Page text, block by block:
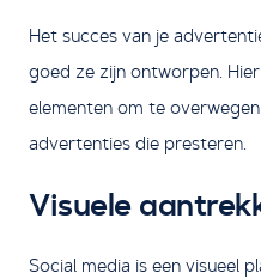
Het succes van je
goed ze zijn ontworpen.
elementen om te
advertenties die presteren.
Visuele
Social media is een visueel